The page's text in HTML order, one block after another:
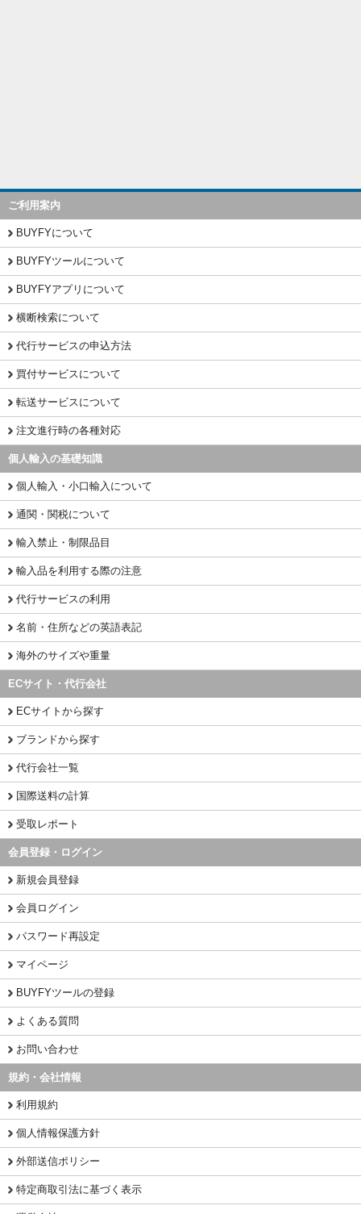
ご利用案内
BUYFYについて
BUYFYツールについて
BUYFYアプリについて
横断検索について
代行サービスの申込方法
買付サービスについて
転送サービスについて
注文進行時の各種対応
個人輸入の基礎知識
個人輸入・小口輸入について
通関・関税について
輸入禁止・制限品目
輸入品を利用する際の注意
代行サービスの利用
名前・住所などの英語表記
海外のサイズや重量
ECサイト・代行会社
ECサイトから探す
ブランドから探す
代行会社一覧
国際送料の計算
受取レポート
会員登録・ログイン
新規会員登録
会員ログイン
パスワード再設定
マイページ
BUYFYツールの登録
よくある質問
お問い合わせ
規約・会社情報
利用規約
個人情報保護方針
外部送信ポリシー
特定商取引法に基づく表示